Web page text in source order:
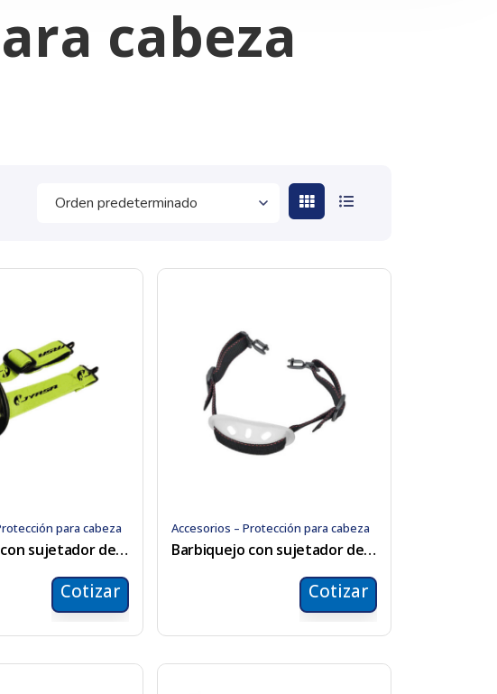
cabeza
para cabeza
Barbiquejo con sujetador de mentón
Cotizar
Accesorios – Protección para cabeza
Barbiquejo con sujetador de mentón
Cotizar